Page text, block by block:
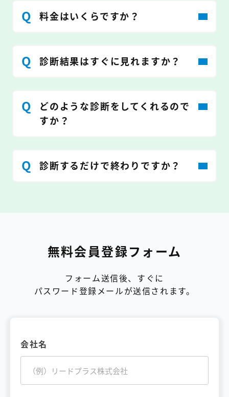
料金はいくらですか？
診断結果はすぐに見れますか？
どのような診断をしてくれるので
すか？
診断するだけで終わりですか？
無料会員登録フォーム
フォーム送信後、すぐに
パスワード登録メールが送信されます。
会社名